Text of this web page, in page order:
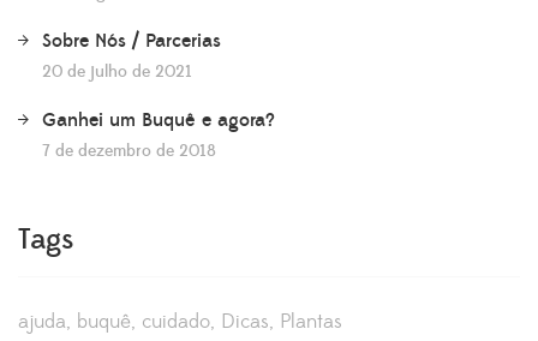
Sobre Nós / Parcerias
20 de julho de 2021
Ganhei um Buquê e agora?
7 de dezembro de 2018
Tags
ajuda buquê cuidado Dicas Plantas